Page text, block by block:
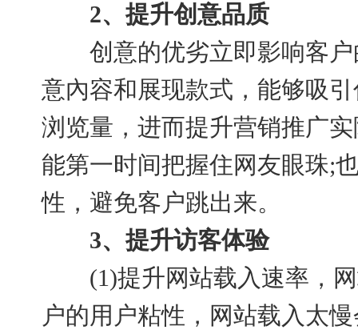
2、提升创意品质
创意的优劣立即影响客户
意內容和展现款式，能够吸
浏览量，进而提升营销推广
能第一时间把握住网友眼珠;
性，避免客户跳出来。
3、提升访客体验
(1)提升网站载入速率，网
户的用户粘性，网站载入太